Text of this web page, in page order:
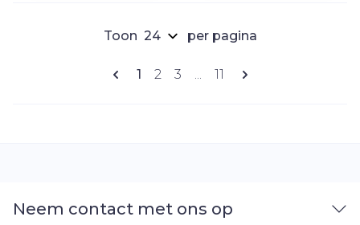
Pagina's
U lees momenteel pagina
1 Pagina
2 Pagina
3 ... Pagina
11
Toon per pagina
Neem contact met ons op